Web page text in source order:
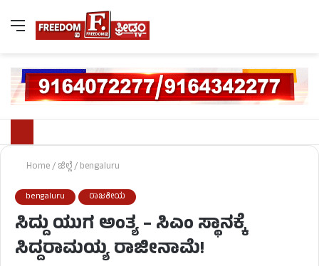
Home/ಜಿಲ್ಲೆ/bengaluru
bengaluru ರಾಜಕೀಯ
ಸಿದ್ದು ಯುಗ ಅಂತ್ಯ – ಸಿಎಂ ಸ್ಥಾನಕ್ಕೆ
ಸಿದ್ದರಾಮಯ್ಯ ರಾಜೀನಾಮೆ!